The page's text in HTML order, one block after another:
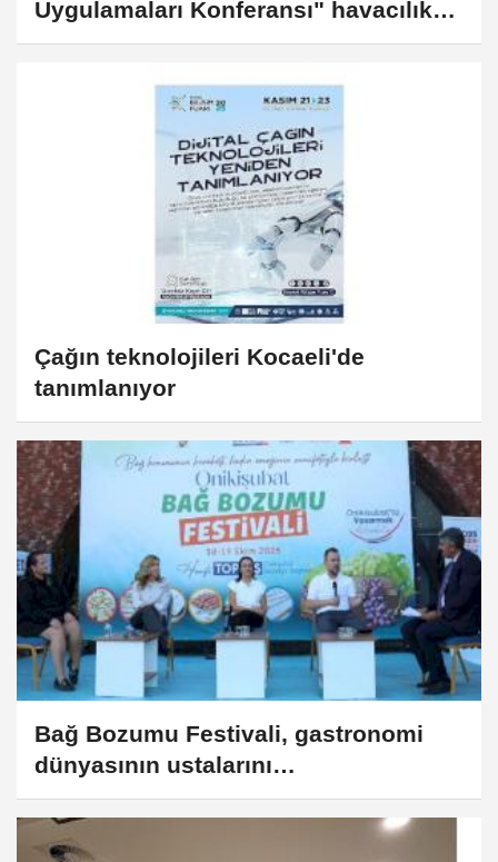
Uygulamaları Konferansı" havacılık
sektörünü bir araya getirecek
Çağın teknolojileri Kocaeli'de
tanımlanıyor
Bağ Bozumu Festivali, gastronomi
dünyasının ustalarını
Kahramanmaraş’ta buluşturdu